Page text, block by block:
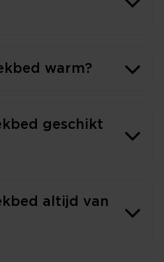
warm?
geschikt
altijd van